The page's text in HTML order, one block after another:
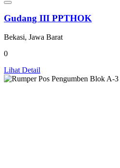
Gudang III PPTHOK
Bekasi, Jawa Barat
0
Lihat Detail